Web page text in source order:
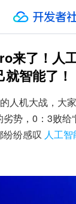
来了！人
智能了！
人机大战，大
势，0：3败给“
纷纷感叹 人工智